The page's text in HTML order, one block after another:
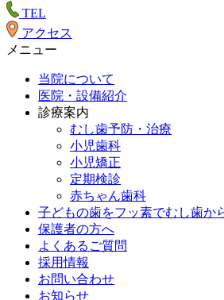
TEL
アクセス
メニュー
当院について
医院・設備紹介
診療案内
むし歯予防・治療
小児歯科
小児矯正
定期検診
赤ちゃん歯科
子どもの歯をフッ素でむし歯か
保護者の方へ
よくあるご質問
採用情報
お問い合わせ
お知らせ